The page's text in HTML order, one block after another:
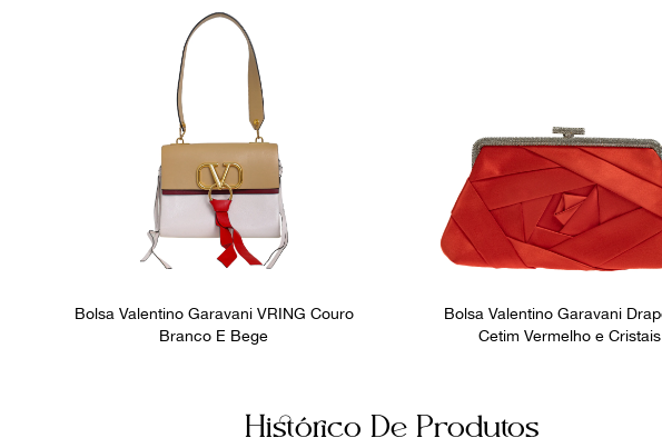
Bolsa Valentino Garavani VRING Couro
Branco E Bege
Bolsa Valentino Garavani
Cetim Vermelho e Cristais
Histórico De Produtos